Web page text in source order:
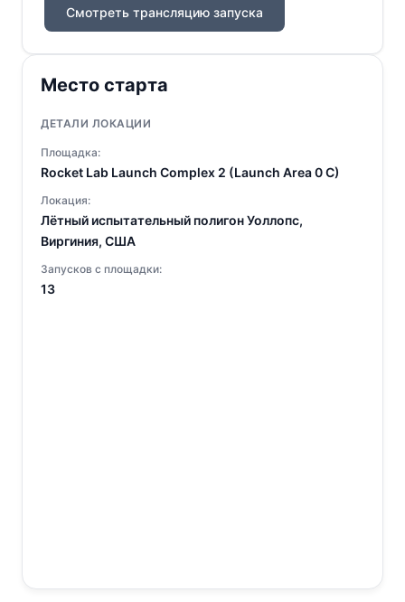
Смотреть трансляцию запуска
Место старта
ДЕТАЛИ ЛОКАЦИИ
Площадка:
Rocket Lab Launch Complex 2 (Launch Area 0 C)
Локация:
Лётный испытательный полигон Уоллопс,
Виргиния, США
Запусков с площадки:
13